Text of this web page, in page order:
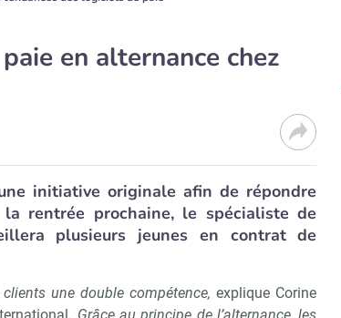
en alternance chez
initiative originale afin de répondre
rentrée prochaine, le spécialiste de
plusieurs jeunes en contrat de
une double compétence, explique Corine